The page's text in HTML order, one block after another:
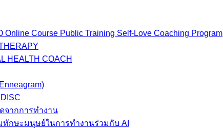
Online Course Public Training Self-Love Coaching Program
HEALTH COACH
จากการทำงาน
กษะมนุษย์ในการทำงานร่วมกับ AI